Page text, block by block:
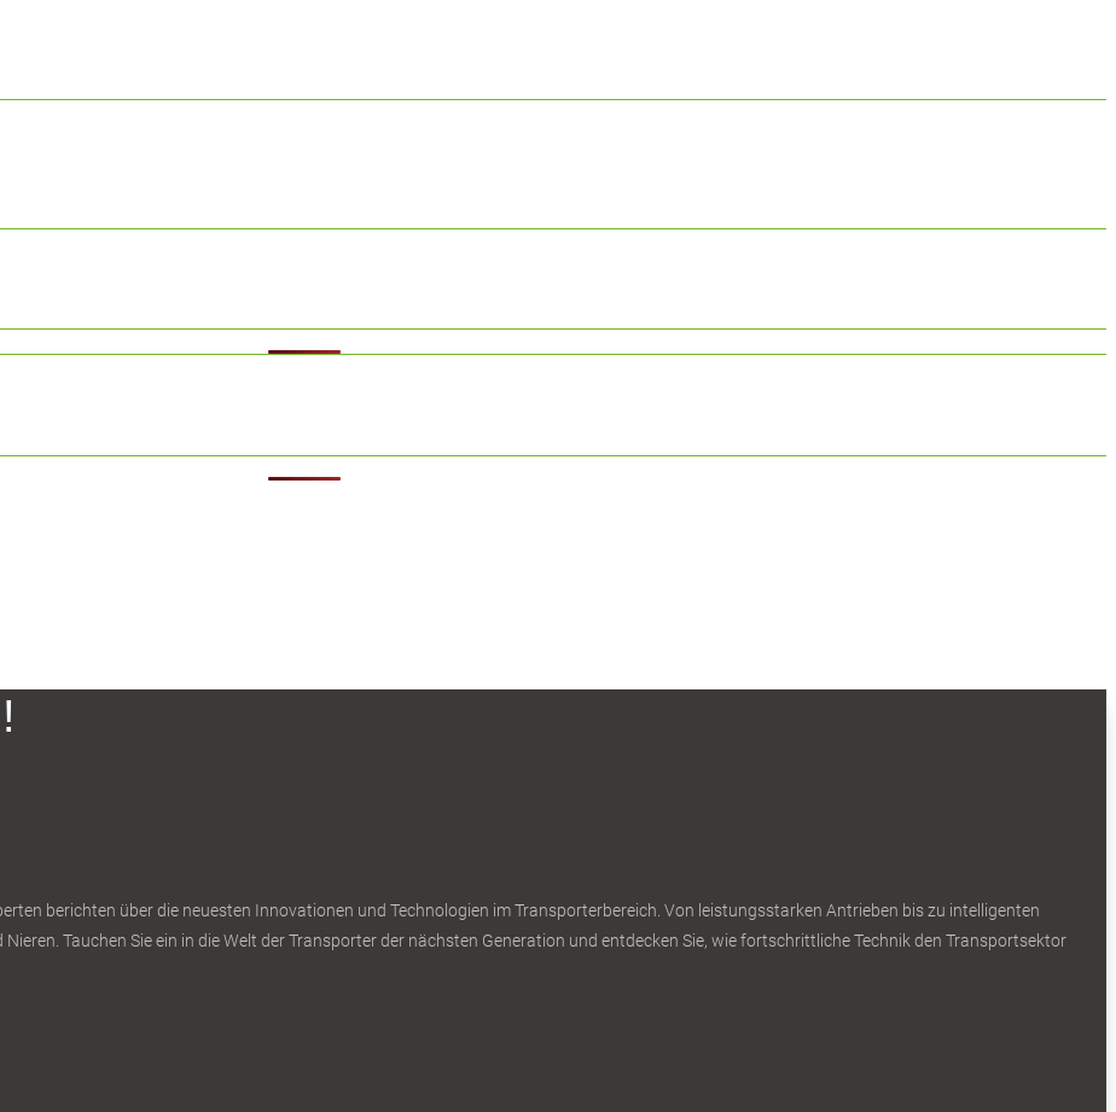
berichten über die neuesten Innovationen und Technologien im Transporterbereich. Von leistungsstarken Antrieben bis zu intelligenten
Tauchen Sie ein in die Welt der Transporter der nächsten Generation und entdecken Sie, wie fortschrittliche Technik den Transportsektor